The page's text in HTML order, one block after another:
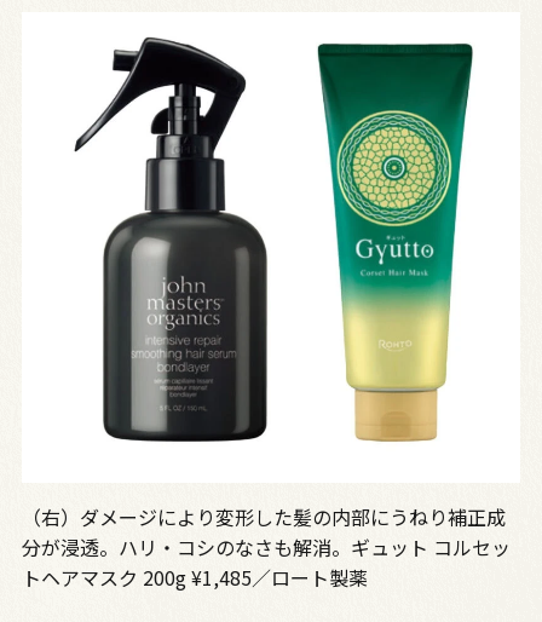
（右）ダメージにより変形した髪の内部にうねり補正成
分が浸透。ハリ・コシのなさも解消。ギュット コルセッ
トヘアマスク 200g ¥1,485／ロート製薬